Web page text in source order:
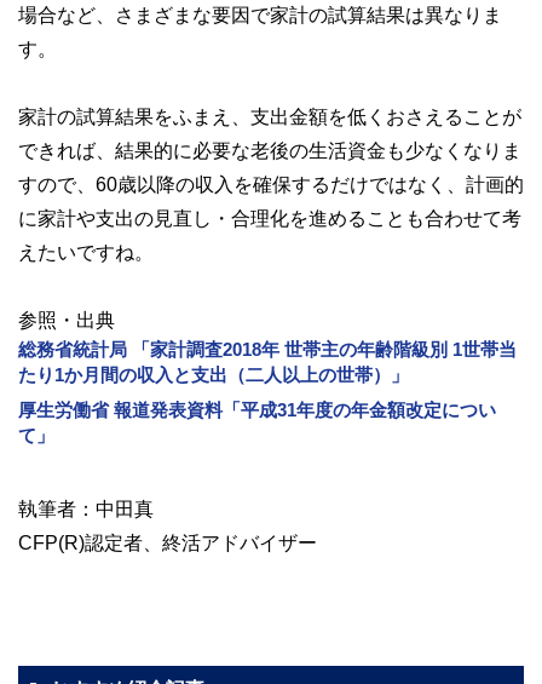
場合など、さまざまな要因で家計の試算結果は異なりま
す。
家計の試算結果をふまえ、支出金額を低くおさえることが
できれば、結果的に必要な老後の生活資金も少なくなりま
すので、60歳以降の収入を確保するだけではなく、計画的
に家計や支出の見直し・合理化を進めることも合わせて考
えたいですね。
参照・出典
総務省統計局 「家計調査2018年 世帯主の年齢階級別 1世帯当
たり1か月間の収入と支出（二人以上の世帯）」
厚生労働省 報道発表資料「平成31年度の年金額改定につい
て」
執筆者：中田真
CFP(R)認定者、終活アドバイザー